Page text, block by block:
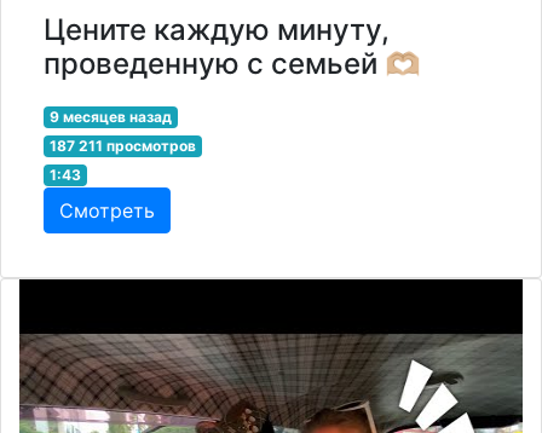
Цените каждую минуту,
проведенную с семьей 🫶🏼
9 месяцев назад
187 211 просмотров
1:43
Смотреть